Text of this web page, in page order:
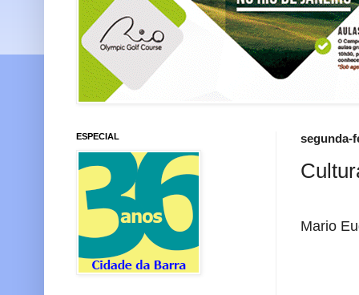
segunda-
Mario
ESPECIAL